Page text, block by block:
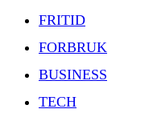
FRITID
FORBRUK
BUSINESS
TECH